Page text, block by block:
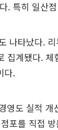
. 특히 일산
나타났다.
집계됐다.
다.
영도 실적
포를 직접